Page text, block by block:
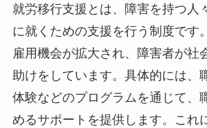
就労移行支援とは、障害を持つ人
に就くための支援を行う制度です
雇用機会が拡大され、障害者が社
助けをしています。具体的には、
体験などのプログラムを通じて、
めるサポートを提供します。これ